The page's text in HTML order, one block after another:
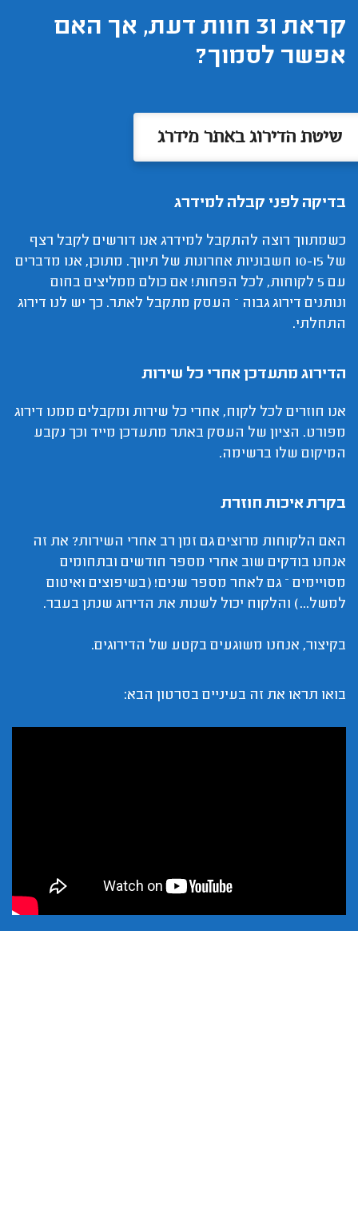
קראת 31 חוות דעת, אך האם
אפשר לסמוך?
שיטת הדירוג באתר מידרג
בדיקה לפני קבלה למידרג
כשמתווך רוצה להתקבל למידרג אנו דורשים לקבל רצף
של 10-15 חשבוניות אחרונות של תיווך. מתוכן, אנו מדברים
עם 5 לקוחות, לכל הפחות! אם כולם ממליצים בחום
ונותנים דירוג גבוה – העסק מתקבל לאתר. כך יש לנו דירוג
התחלתי.
הדירוג מתעדכן אחרי כל שירות
אנו חוזרים לכל לקוח, אחרי כל שירות ומקבלים ממנו דירוג
מפורט. הציון של העסק באתר מתעדכן מייד וכך נקבע
המיקום שלו ברשימה.
בקרת איכות חוזרת
האם הלקוחות מרוצים גם זמן רב אחרי השירות? את זה
אנחנו בודקים שוב אחרי מספר חודשים ובתחומים
מסויימים – גם לאחר מספר שנים! (בשיפוצים ואיטום
למשל...) והלקוח יכול לשנות את הדירוג שנתן בעבר.
בקיצור, אנחנו משוגעים בקטע של הדירוגים.
בואו תראו את זה בעיניים בסרטון הבא: